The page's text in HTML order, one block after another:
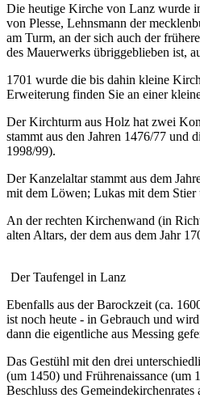
Die heutige Kirche von Lanz wurde
von Plesse, Lehnsmann der
am Turm, an der sich auch der
des Mauerwerks übriggeblieben ist,
1701 wurde die bis dahin kleine
Erweiterung finden Sie an einer
Der Kirchturm aus Holz hat zwei
stammt aus den Jahren 1476/77 und
1998/99).
Der Kanzelaltar stammt aus dem
mit dem Löwen; Lukas mit dem Stier
An der rechten Kirchenwand (in
alten Altars, der dem aus dem Jahr
Der Taufengel in Lanz
Ebenfalls aus der Barockzeit (ca.
ist noch heute - in Gebrauch und
dann die eigentliche aus Messing
Das Gestühl mit den drei
(um 1450) und Frührenaissance (um
Beschluss des Gemeindekirchenrates